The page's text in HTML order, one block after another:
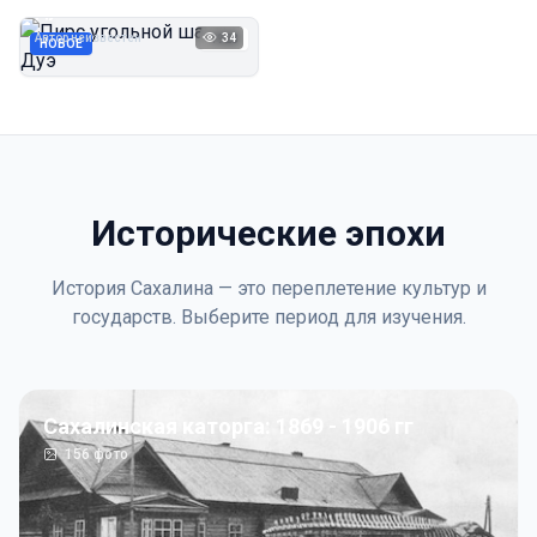
НОВОЕ 1923
Автор неизвестен 34
Исторические эпохи
История Сахалина — это переплетение культур и
государств. Выберите период для изучения.
Сахалинская каторга: 1869 - 1906 гг
156фото